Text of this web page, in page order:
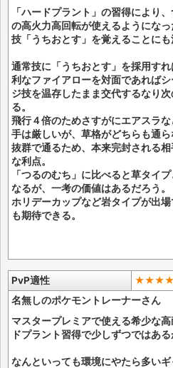
「ハードプラント」の習得により
の高火力高回転が使えるようにな
技「うちおとす」を覚えることにも
通常技に「うちおとす」を採用す
利なファイアローを対面であれば
ジ技を温存したまま交代するなり
る。
飛行４倍のためさすがにエアスラ
手は厳しいが、草格がどちらも通
抜群で通るため、本来完封される
な利点。
「つるのむち」に比べると草タイ
なるが、一考の価値はあるだろう。
ホリデーカップなど岩タイプが出
も期待できる。
PvP適性 ★★★★
名無しのポケモントレーナーさん
マスタープレミアで使える希少な
ドプラント習得で少しずつではある
なんといっても環境にやたら多い